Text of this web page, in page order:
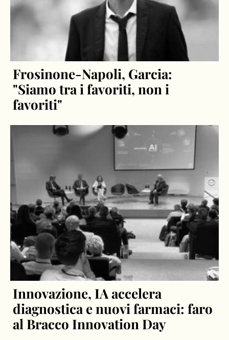
Frosinone-Napoli, Garcia:
"Siamo tra i favoriti, non i
favoriti"
Innovazione, IA accelera
diagnostica e nuovi farmaci: faro
al Bracco Innovation Day